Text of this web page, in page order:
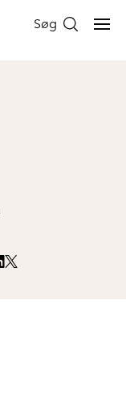
Søg